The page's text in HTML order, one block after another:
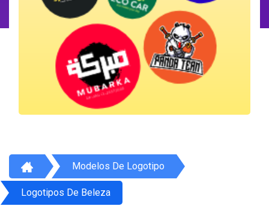
Modelos De Logotipo
Logotipos De Beleza